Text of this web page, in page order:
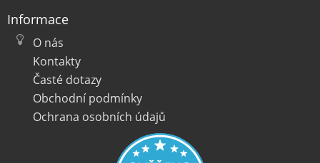
Informace
O nás
Kontakty
Časté dotazy
Obchodní podmínky
Ochrana osobních údajů